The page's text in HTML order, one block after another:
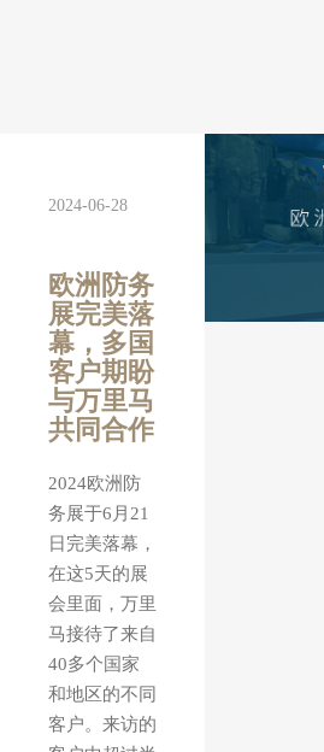
2024-06-28
欧洲防务
展完美落
幕，多国
客户期盼
与万里马
共同合作
2024欧洲防
务展于6月21
日完美落幕，
在这5天的展
会里面，万里
马接待了来自
40多个国家
和地区的不同
客户。来访的